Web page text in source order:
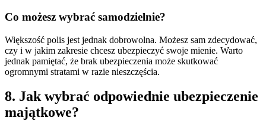
Co możesz wybrać samodzielnie?
Większość polis jest jednak dobrowolna. Możesz sam zdecydować,
czy i w jakim zakresie chcesz ubezpieczyć swoje mienie. Warto
jednak pamiętać, że brak ubezpieczenia może skutkować
ogromnymi stratami w razie nieszczęścia.
8. Jak wybrać odpowiednie ubezpieczenie
majątkowe?